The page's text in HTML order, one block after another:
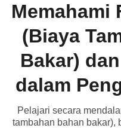
Memahami
(Biaya
Bakar)
dalam
Pelajari secara
tambahan bahan bakar),